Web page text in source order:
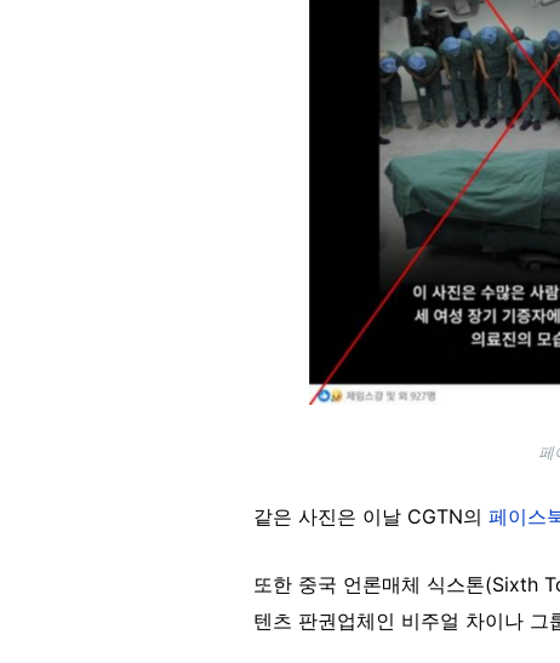
페
같은 사진은 이날 CGTN의 페이스
또한 중국 언론매체 식스톤(Sixth
텐츠 판권업체인 비주얼 차이나 그